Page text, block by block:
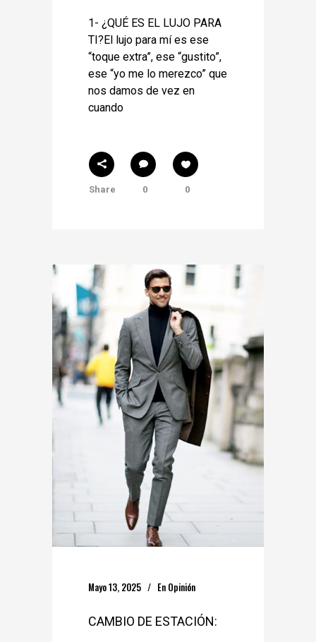
1- ¿QUÉ ES EL LUJO PARA
TI?El lujo para mí es ese
“toque extra”, ese “gustito”,
ese “yo me lo merezco” que
nos damos de vez en
cuando
Share 0 0
Mayo 13, 2025 En Opinión
CAMBIO DE ESTACIÓN: